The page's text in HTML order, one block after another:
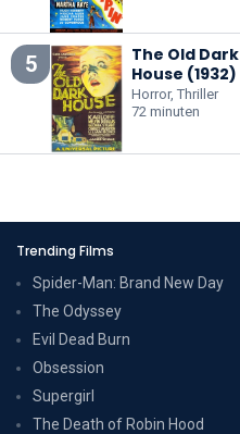
5
The Old Dark
House (1932)
Horror, Thriller
72 minuten
Trending Films
Spider-Man: Brand New Day
The Odyssey
Evil Dead Burn
Obsession
Supergirl
The Death of Robin Hood